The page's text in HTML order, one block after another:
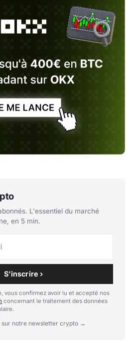
L'essentiel du marché
en 5 min.
S'inscrire ›
vous confirmez avoir lu et accepté nos
concernant le traitement des données
sur notre newsletter crypto →